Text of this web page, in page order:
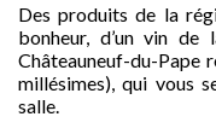
Des produits de la
bonheur, d’un vin
Châteauneuf-du-Pape
millésimes), qui vous
salle.